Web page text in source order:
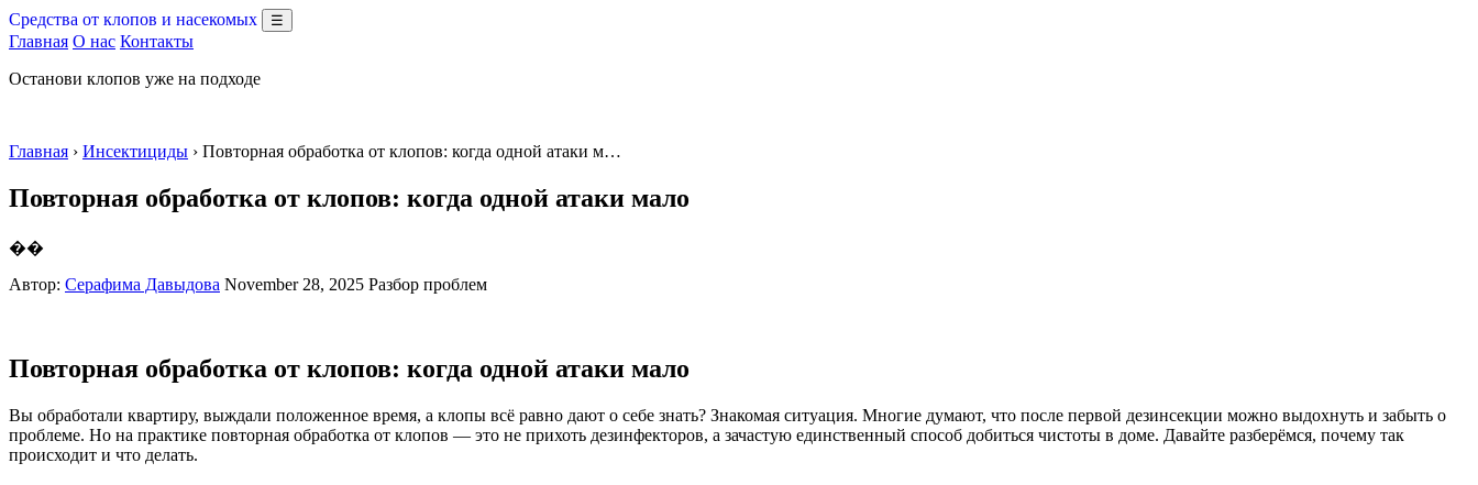
Средства от клопов и насекомых ☰
Главная О нас Контакты
Останови клопов уже на подходе
Главная › Инсектициды › Повторная обработка от клопов: когда одной атаки м…
Повторная обработка от клопов: когда одной атаки мало
��
Автор: Серафима Давыдова November 28, 2025 Разбор проблем
Повторная обработка от клопов: когда одной атаки мало
Вы обработали квартиру, выждали положенное время, а клопы всё равно дают о себе знать? Знакомая ситуация. Многие думают, что после первой дезинсекции можно выдохнуть и забыть о
проблеме. Но на практике повторная обработка от клопов — это не прихоть дезинфекторов, а зачастую единственный способ добиться чистоты в доме. Давайте разберёмся, почему так
происходит и что делать.